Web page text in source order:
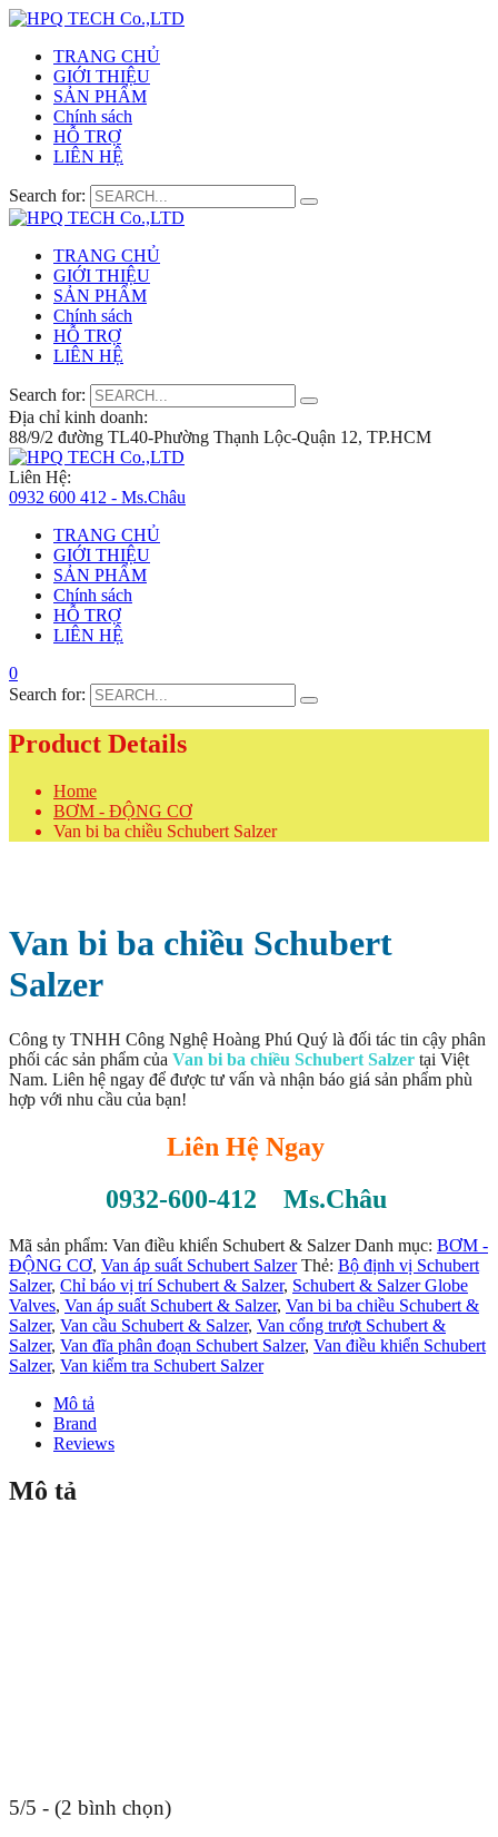
TRANG CHỦ
GIỚI THIỆU
SẢN PHẨM
Chính sách
HỖ TRỢ
LIÊN HỆ
Search for:
TRANG CHỦ
GIỚI THIỆU
SẢN PHẨM
Chính sách
HỖ TRỢ
LIÊN HỆ
Search for:
Địa chỉ kinh doanh:
88/9/2 đường TL40-Phường Thạnh Lộc-Quận 12, TP.HCM
Liên Hệ:
0932 600 412 - Ms.Châu
TRANG CHỦ
GIỚI THIỆU
SẢN PHẨM
Chính sách
HỖ TRỢ
LIÊN HỆ
0
Search for:
Product Details
Home
BƠM - ĐỘNG CƠ
Van bi ba chiều Schubert Salzer
Van bi ba chiều Schubert
Salzer
Công ty TNHH Công Nghệ Hoàng Phú Quý là đối tác tin cậy phân
phối các sản phẩm của Van bi ba chiều Schubert Salzer tại Việt
Nam. Liên hệ ngay để được tư vấn và nhận báo giá sản phẩm phù
hợp với nhu cầu của bạn!
Liên Hệ Ngay
0932-600-412 Ms.Châu
Mã sản phẩm: Van điều khiển Schubert & Salzer Danh mục: BƠM -
ĐỘNG CƠ, Van áp suất Schubert Salzer Thẻ: Bộ định vị Schubert
Salzer, Chỉ báo vị trí Schubert & Salzer, Schubert & Salzer Globe
Valves, Van áp suất Schubert & Salzer, Van bi ba chiều Schubert &
Salzer, Van cầu Schubert & Salzer, Van cổng trượt Schubert &
Salzer, Van đĩa phân đoạn Schubert Salzer, Van điều khiển Schubert
Salzer, Van kiểm tra Schubert Salzer
Mô tả
Brand
Reviews
Mô tả
5/5 - (2 bình chọn)